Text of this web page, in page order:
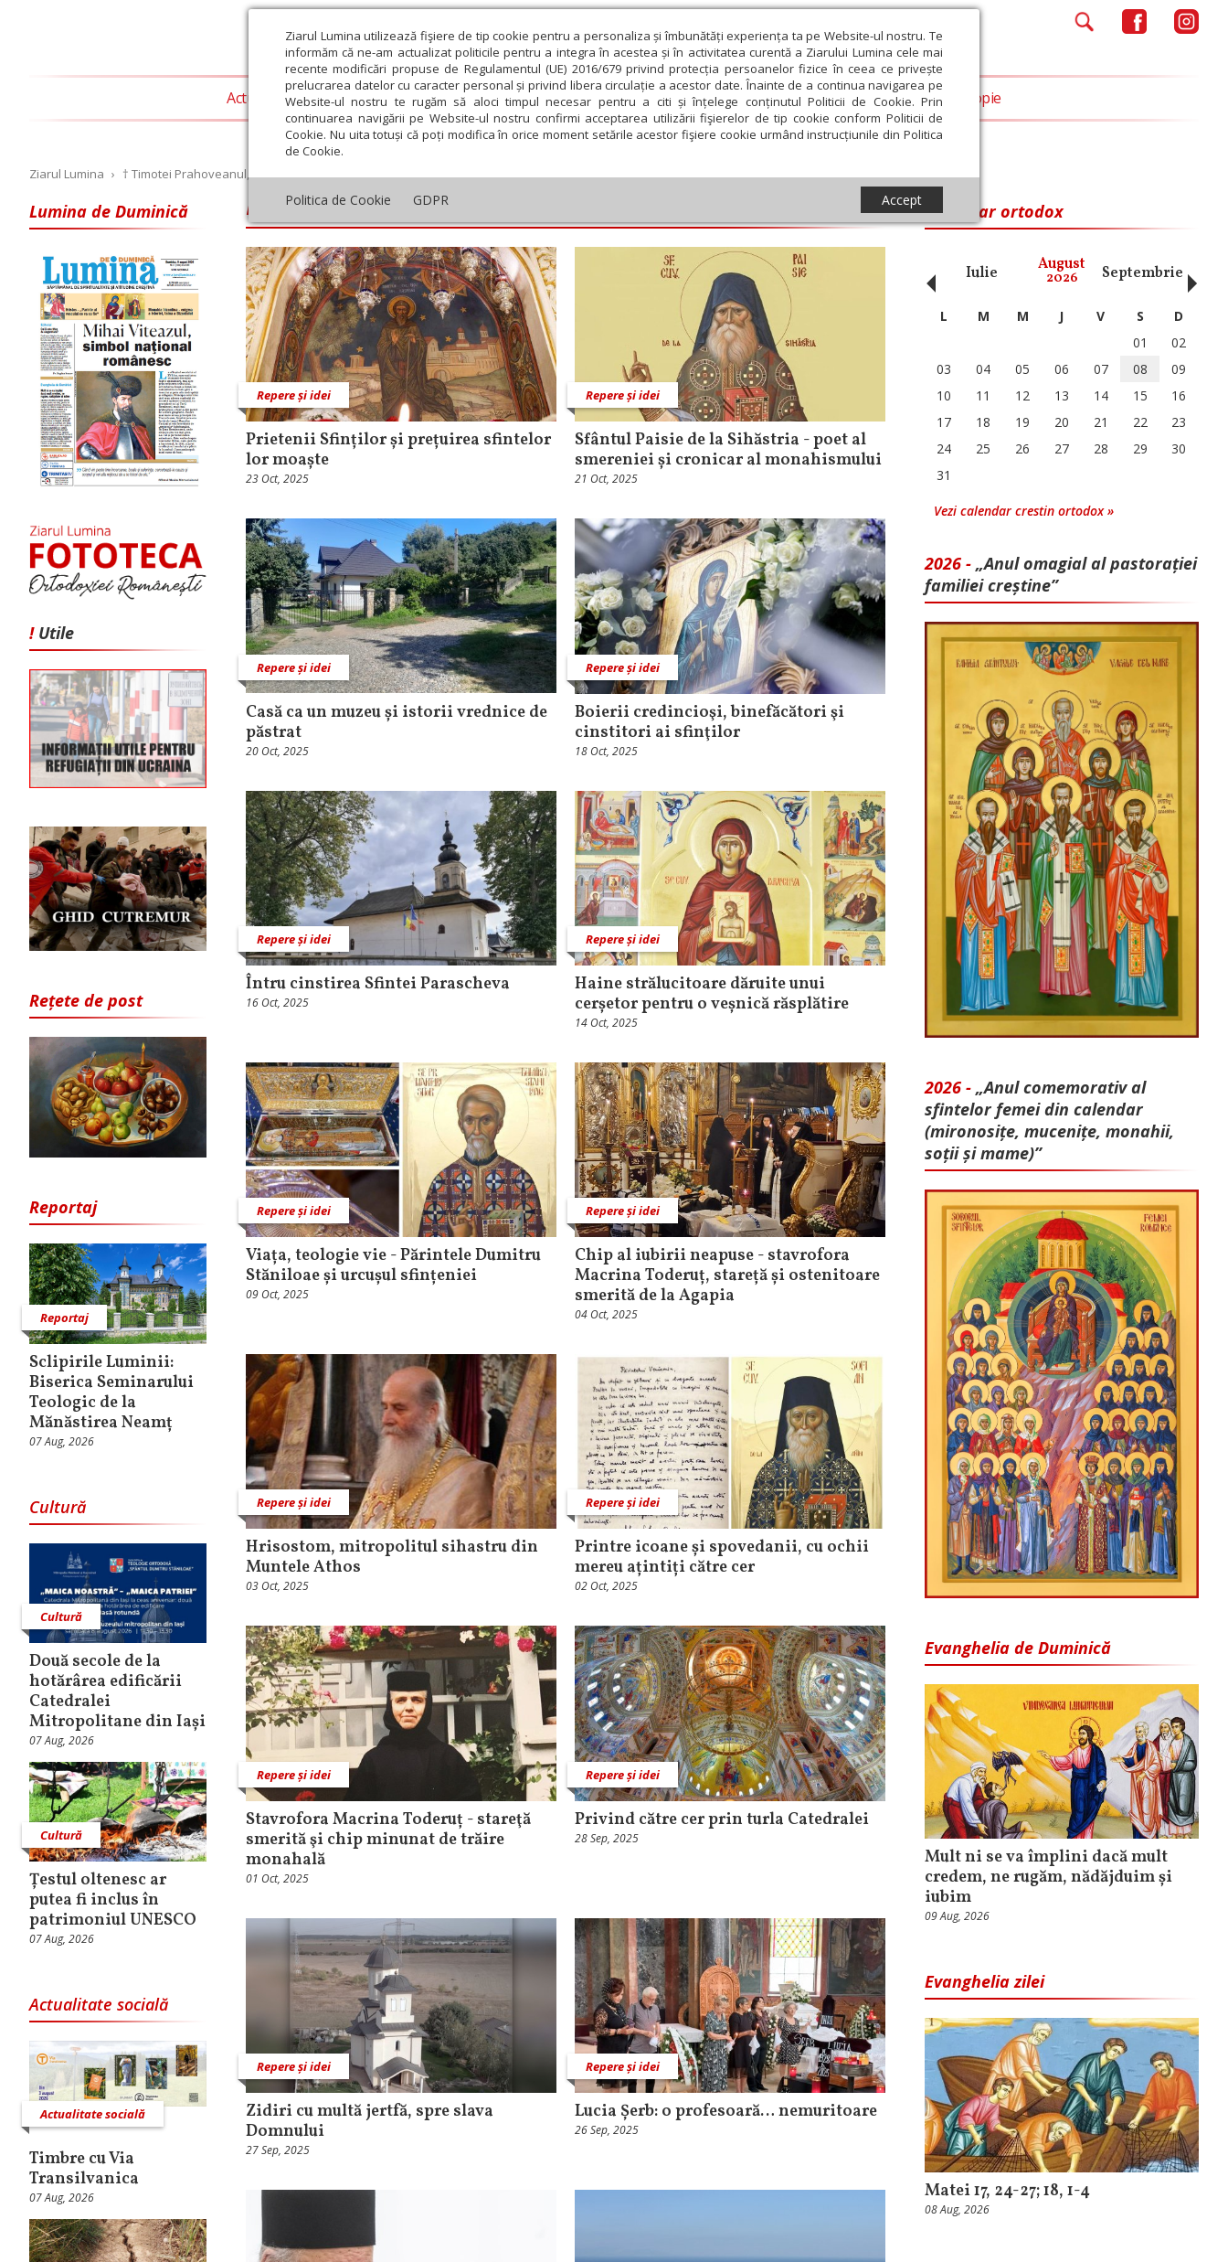
Ziarul Lumina utilizează fişiere de tip cookie pentru a personaliza și îmbunătăți experiența ta pe Website-ul nostru. Te
informăm că ne-am actualizat politicile pentru a integra în acestea și în activitatea curentă a Ziarului Lumina cele mai
recente modificări propuse de Regulamentul (UE) 2016/679 privind protecția persoanelor fizice în ceea ce privește
prelucrarea datelor cu caracter personal și privind libera circulație a acestor date. Înainte de a continua navigarea pe
Website-ul nostru te rugăm să aloci timpul necesar pentru a citi și înțelege conținutul Politicii de Cookie. Prin
continuarea navigării pe Website-ul nostru confirmi acceptarea utilizării fişierelor de tip cookie conform Politicii de
Cookie. Nu uita totuși că poți modifica în orice moment setările acestor fişiere cookie urmând instrucțiunile din Politica
de Cookie.
Politica de Cookie GDPR Accept
Actualitate religioasă Teologie și spiritualitate Educaţie și Cultură Societate Opinii Filantropie
Ziarul Lumina › † Timotei Prahoveanul, Episcop-vicar Al Arhiepiscopiei Bucureştilor
Lumina de Duminică
! Utile
Rețete de post
Reportaj
Reportaj
Sclipirile Luminii:
Biserica Seminarului
Teologic de la
Mănăstirea Neamț
07 Aug, 2026
Cultură
Cultură
Două secole de la
hotărârea edificării
Catedralei
Mitropolitane din Iași
07 Aug, 2026
Cultură
Țestul oltenesc ar
putea fi inclus în
patrimoniul UNESCO
07 Aug, 2026
Actualitate socială
Actualitate socială
Timbre cu Via
Transilvanica
07 Aug, 2026
PS Timotei Prahoveanul
Repere și idei
Prietenii Sfinților și prețuirea sfintelor
lor moaște
23 Oct, 2025
Repere și idei
Sfântul Paisie de la Sihăstria - poet al
smereniei și cronicar al monahismului
21 Oct, 2025
Repere și idei
Casă ca un muzeu și istorii vrednice de
păstrat
20 Oct, 2025
Repere și idei
Boierii credincioşi, binefăcători şi
cinstitori ai sfinţilor
18 Oct, 2025
Repere și idei
Întru cinstirea Sfintei Parascheva
16 Oct, 2025
Repere și idei
Haine strălucitoare dăruite unui
cerșetor pentru o veșnică răsplătire
14 Oct, 2025
Repere și idei
Viața, teologie vie - Părintele Dumitru
Stăniloae și urcușul sfințeniei
09 Oct, 2025
Repere și idei
Chip al iubirii neapuse - stavrofora
Macrina Toderuț, stareță și ostenitoare
smerită de la Agapia
04 Oct, 2025
Repere și idei
Hrisostom, mitropolitul sihastru din
Muntele Athos
03 Oct, 2025
Repere și idei
Printre icoane și spovedanii, cu ochii
mereu ațintiți către cer
02 Oct, 2025
Repere și idei
Stavrofora Macrina Toderuț - stareţă
smerită şi chip minunat de trăire
monahală
01 Oct, 2025
Repere și idei
Privind către cer prin turla Catedralei
28 Sep, 2025
Repere și idei
Zidiri cu multă jertfă, spre slava
Domnului
27 Sep, 2025
Repere și idei
Lucia Șerb: o profesoară… nemuritoare
26 Sep, 2025
Calendar ortodox
August Septembrie Octombrie Noiembrie Decembrie Ianuarie Februarie Martie Aprilie Iulie August
2026 Septembrie
‹ L M M J V S
D
01
02
03
04 05 06 07 08
09
10
11 12 13 14 15
16
17
18 19 20 21 22
23
24
25 26 27 28 29
30
31
Vezi calendar crestin ortodox »
2026 - „Anul omagial al pastorației
familiei creștine”
2026 - „Anul comemorativ al
sfintelor femei din calendar
(mironosițe, mu­cenițe, monahii,
soții și mame)”
Evanghelia de Duminică
Mult ni se va împlini dacă mult
credem, ne rugăm, nădăjduim și
iubim
09 Aug, 2026
Evanghelia zilei
Matei 17, 24-27; 18, 1-4
08 Aug, 2026